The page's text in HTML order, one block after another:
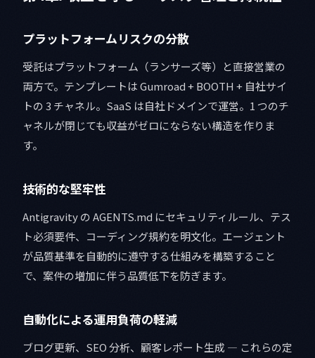
プラットフォームリスクの分散
受託はプラットフォーム（ランサーズ等）と直接営業の
両方で。テンプレートは Gumroad + BOOTH + 自社サイ
トの 3 チャネル。SaaS は自社ドメインで運営。1 つのチ
ャネルが閉じても収益がゼロにならない構造を作りま
す。
技術的な堅牢性
Antigravity の AGENTS.md にセキュリティルール、テス
ト必須要件、コーディング規約を明文化。エージェント
が品質基準を自動的に遵守する仕組みを構築すること
で、案件の増加に伴う品質低下を防ぎます。
自動化による運用負荷の軽減
ブログ更新、SEO 分析、顧客レポート生成 — これらの定